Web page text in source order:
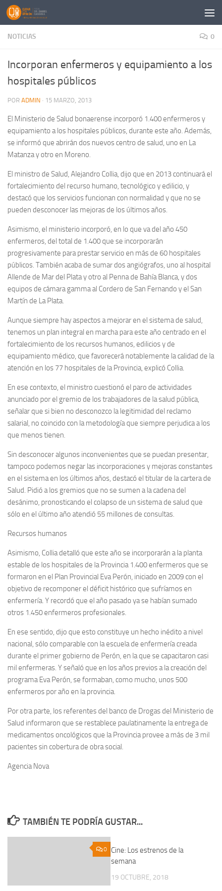
Saltar al contenido
NOTICIAS 0
Incorporan enfermeros y equipamiento a los
hospitales públicos
POR ADMIN · 15 MARZO, 2013
El Ministerio de Salud bonaerense incorporó 1.400 enfermeros y
equipamiento a los hospitales públicos, durante este año. Además,
se informó que abrirán dos nuevos centro de salud, uno en La
Matanza y otro en Moreno.
El ministro de Salud, Alejandro Collia, dijo que en 2013 continuará el
fortalecimiento del recurso humano, tecnológico y edilicio, y
destacó que los servicios funcionan con normalidad y que no se
pueden desconocer las mejoras de los últimos años.
Asimismo, el ministerio incorporó, en lo que va del año 450
enfermeros, del total de 1.400 que se incorporarán
progresivamente para prestar servicio en más de 60 hospitales
públicos. También acaba de sumar dos angiógrafos, uno al hospital
Allende de Mar del Plata y otro al Penna de Bahía Blanca, y dos
equipos de cámara gamma al Cordero de San Fernando y el San
Martín de La Plata.
Aunque siempre hay aspectos a mejorar en el sistema de salud,
tenemos un plan integral en marcha para este año centrado en el
fortalecimiento de los recursos humanos, edilicios y de
equipamiento médico, que favorecerá notablemente la calidad de la
atención en los 77 hospitales de la Provincia, explicó Collia.
En ese contexto, el ministro cuestionó el paro de actividades
anunciado por el gremio de los trabajadores de la salud pública,
señalar que si bien no desconozco la legitimidad del reclamo
salarial, no coincido con la metodología que siempre perjudica a los
que menos tienen.
Sin desconocer algunos inconvenientes que se puedan presentar,
tampoco podemos negar las incorporaciones y mejoras constantes
en el sistema en los últimos años, destacó el titular de la cartera de
Salud. Pidió a los gremios que no se sumen a la cadena del
desánimo, pronosticando el colapso de un sistema de salud que
sólo en el último año atendió 55 millones de consultas.
Recursos humanos
Asimismo, Collia detalló que este año se incorporarán a la planta
estable de los hospitales de la Provincia 1.400 enfermeros que se
formaron en el Plan Provincial Eva Perón, iniciado en 2009 con el
objetivo de recomponer el déficit histórico que sufríamos en
enfermería. Y recordó que el año pasado ya se habían sumado
otros 1.450 enfermeros profesionales.
En ese sentido, dijo que esto constituye un hecho inédito a nivel
nacional, sólo comparable con la escuela de enfermería creada
durante el primer gobierno de Perón, en la que se capacitaron casi
mil enfermeras. Y señaló que en los años previos a la creación del
programa Eva Perón, se formaban, como mucho, unos 500
enfermeros por año en la provincia.
Por otra parte, los referentes del banco de Drogas del Ministerio de
Salud informaron que se restablece paulatinamente la entrega de
medicamentos oncológicos que la Provincia provee a más de 3 mil
pacientes sin cobertura de obra social.
Agencia Nova
TAMBIÉN TE PODRÍA GUSTAR...
0
Cine: Los estrenos de la
semana
19 OCTUBRE, 2018